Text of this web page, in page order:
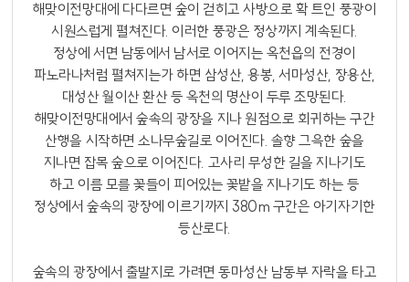
해맞이전망대에 다다르면 숲이 걷히고 사방으로 확 트인 풍광이
시원스럽게 펼쳐진다. 이러한 풍광은 정상까지 계속된다.
정상에 서면 남동에서 남서로 이어지는 옥천읍의 전경이
파노라나처럼 펼쳐지는가 하면 삼성산, 용봉, 서마성산, 장용산,
대성산 월이산 환산 등 옥천의 명산이 두루 조망된다.
해맞이전망대에서 숲속의 광장을 지나 원점으로 회귀하는 구간
산행을 시작하면 소나무숲길로 이어진다. 솔향 그윽한 숲을
지나면 잡목 숲으로 이어진다. 고사리 무성한 길을 지나기도
하고 이름 모를 꽃들이 피어있는 꽃밭을 지나기도 하는 등
정상에서 숲속의 광장에 이르기까지 380m 구간은 아기자기한
등산로다.
숲속의 광장에서 출발지로 가려면 동마성산 남동부 자락을 타고